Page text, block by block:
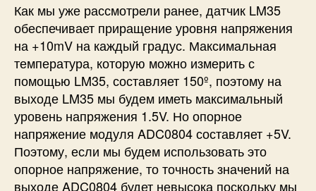
Как мы уже рассмотрели ранее, датчик LM35
обеспечивает приращение уровня напряжения
на +10mV на каждый градус. Максимальная
температура, которую можно измерить с
помощью LM35, составляет 150º, поэтому на
выходе LM35 мы будем иметь максимальный
уровень напряжения 1.5V. Но опорное
напряжение модуля ADC0804 составляет +5V.
Поэтому, если мы будем использовать это
опорное напряжение, то точность значений на
выходе ADC0804 будет невысока поскольку мы